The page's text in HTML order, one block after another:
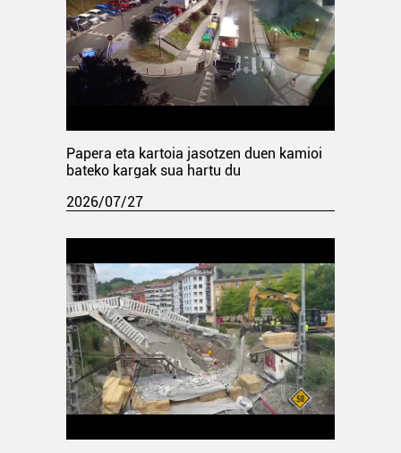
Papera eta kartoia jasotzen duen kamioi
bateko kargak sua hartu du
2026/07/27